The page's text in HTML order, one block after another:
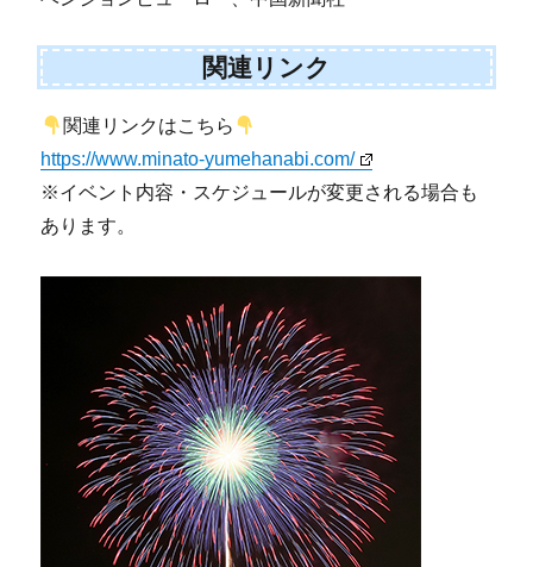
関連リンク
関連リンクはこちら
https://www.minato-yumehanabi.com/
※イベント内容・スケジュールが変更される場合も
あります。